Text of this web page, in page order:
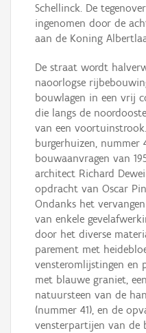
Schellinck. De
ingenomen door de
aan de Koning
De straat wordt
naoorlogse
bouwlagen in een vrij
die langs de
van een
burgerhuizen, nummer
bouwaanvragen van
architect Richard
opdracht van Oscar
Ondanks het
van enkele
door het diverse
parement met
vensteromlijstingen en
met blauwe graniet,
natuursteen van de
(nummer 41), en de
vensterpartijen van de